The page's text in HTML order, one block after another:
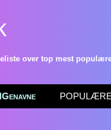
over top mest
POPULÆRE